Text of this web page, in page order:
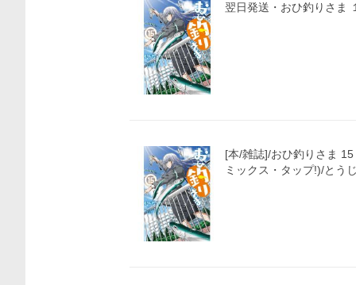
翌日発送・おひ釣りさま
[本/雑誌]/おひ釣りさま
ミックス・タップ!)/とう